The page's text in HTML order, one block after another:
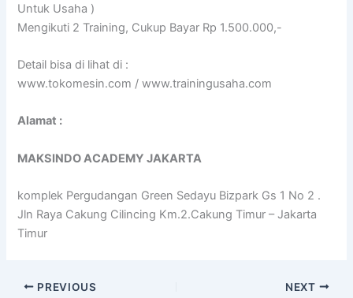
Untuk Usaha )
Mengikuti 2 Training, Cukup Bayar Rp 1.500.000,-
Detail bisa di lihat di :
www.tokomesin.com / www.trainingusaha.com
Alamat :
MAKSINDO ACADEMY JAKARTA
komplek Pergudangan Green Sedayu Bizpark Gs 1 No 2 .
Jln Raya Cakung Cilincing Km.2.Cakung Timur – Jakarta
Timur
PREVIOUS NEXT